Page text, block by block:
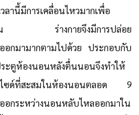
ลานี้มีการเคลื่อนไหวมากเพื่อ
งาน ร่างกายจึงมีการปล่อย
อกมามากตามไปด้วย ประกอบกับ
ระตูห้องนอนหลังตื่นนอนจึงทำให้
ไซด์ที่สะสมในห้องนอนตลอด 9
อกระหว่างนอนหลับไหลออกมาใน